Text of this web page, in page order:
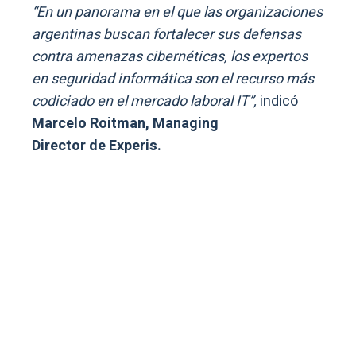
“En un panorama en el que las organizaciones
argentinas buscan fortalecer sus defensas
contra amenazas cibernéticas, los expertos
en seguridad informática son el recurso más
codiciado en el mercado laboral IT”, indicó
Marcelo Roitman, Managing
Director de Experis.